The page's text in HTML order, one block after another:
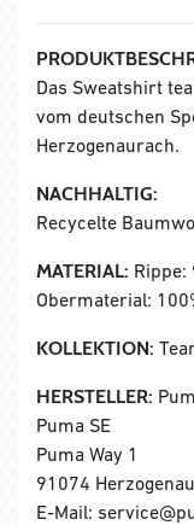
Das Sweatshirt
vom deutschen
Herzogenaurach.
NACHHALTIG:
Recycelte
MATERIAL: Rippe:
Obermaterial:
KOLLEKTION:
HERSTELLER:
Puma SE
Puma Way 1
91074
E-Mail: